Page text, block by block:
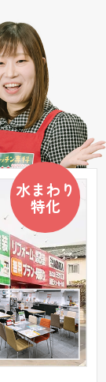
水まわり
特化